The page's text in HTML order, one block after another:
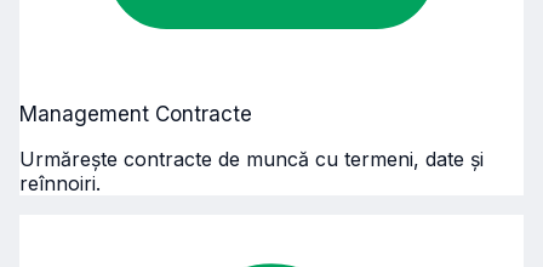
Management Contracte
Urmărește contracte de muncă cu termeni, date și
reînnoiri.